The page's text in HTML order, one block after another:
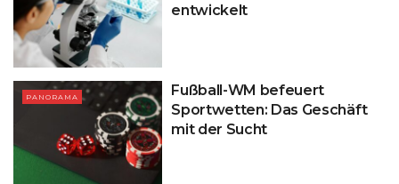
entwickelt
PANORAMA
Fußball-WM befeuert
Sportwetten: Das Geschäft
mit der Sucht